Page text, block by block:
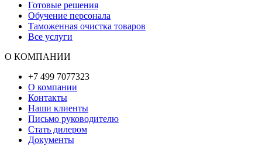
Готовые решения
Обучение персонала
Таможенная очистка товаров
Все услуги
О КОМПАНИИ
+7 499 7077323
О компании
Контакты
Наши клиенты
Письмо руководителю
Стать дилером
Документы